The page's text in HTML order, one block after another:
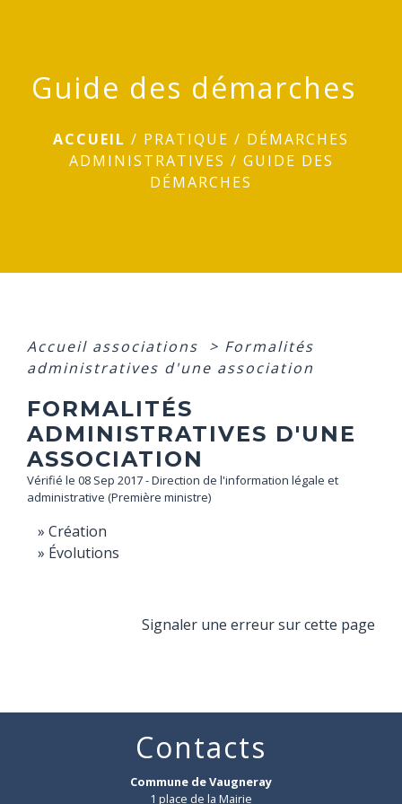
Guide des démarches
ACCUEIL / PRATIQUE / DÉMARCHES
ADMINISTRATIVES / GUIDE DES
DÉMARCHES
Accueil associations > Formalités
administratives d'une association
FORMALITÉS
ADMINISTRATIVES D'UNE
ASSOCIATION
Vérifié le 08 Sep 2017 - Direction de l'information légale et
administrative (Première ministre)
Création
Évolutions
Signaler une erreur sur cette page
Contacts
Commune de Vaugneray
1 place de la Mairie